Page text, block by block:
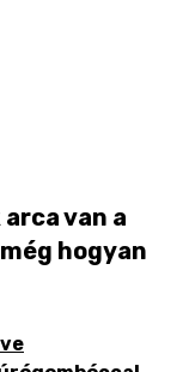
van a
hogyan